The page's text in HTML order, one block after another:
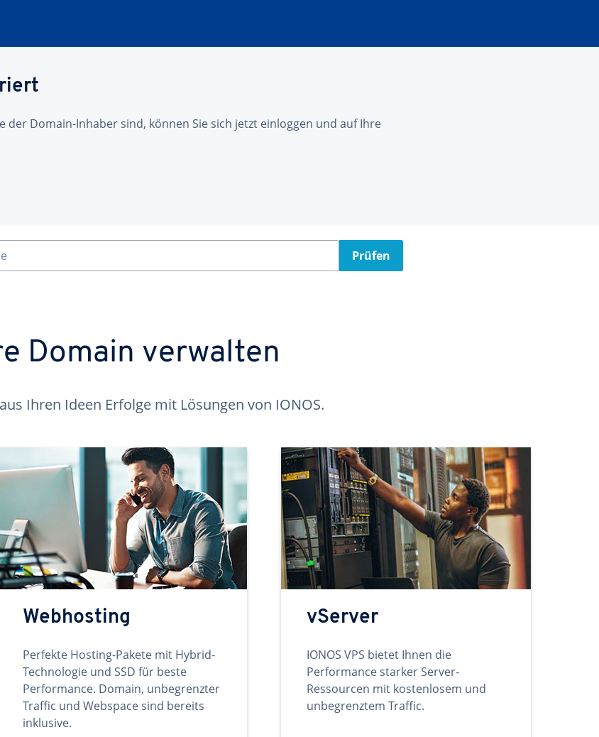
der Domain-Inhaber sind, können Sie sich jetzt einloggen und auf Ihre
Prüfen
Domain verwalten
Ihren Ideen Erfolge mit Lösungen von IONOS.
Webhosting
Perfekte Hosting-Pakete mit Hybrid-
Technologie und SSD für beste
Performance. Domain, unbegrenzter
Traffic und Webspace sind bereits
inklusive.
vServer
IONOS VPS bietet Ihnen die
Performance starker Server-
Ressourcen mit kostenlosem und
unbegrenztem Traffic.